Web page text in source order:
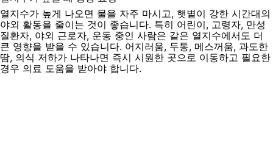
열지수가 높게 나오면 물을 자주 마시고, 햇볕이 강한 시간대의
야외 활동을 줄이는 것이 좋습니다. 특히 어린이, 고령자, 만성
질환자, 야외 근로자, 운동 중인 사람은 같은 열지수에서도 더
큰 영향을 받을 수 있습니다. 어지러움, 두통, 메스꺼움, 과도한
땀, 의식 저하가 나타나면 즉시 시원한 곳으로 이동하고 필요한
경우 의료 도움을 받아야 합니다.